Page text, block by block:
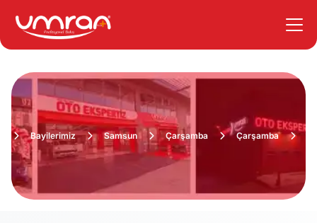
Bayilerimiz Samsun Çarşamba Çarşamba